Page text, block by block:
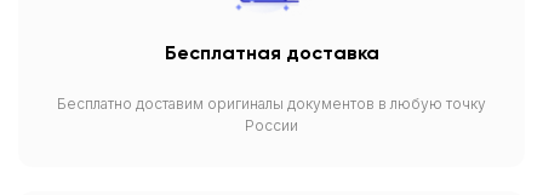
Бесплатная доставка
Бесплатно доставим оригиналы документов в любую точку
России